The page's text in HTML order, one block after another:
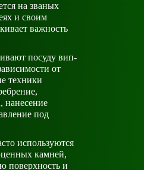
на званых
и своим
важность
посуду вип-
от
техники
нанесение
под
используются
камней,
поверхность и